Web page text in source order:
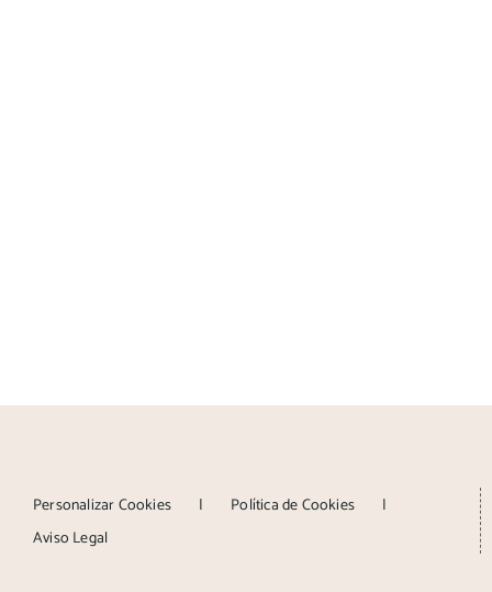
Personalizar Cookies
Política de Cookies
Aviso Legal